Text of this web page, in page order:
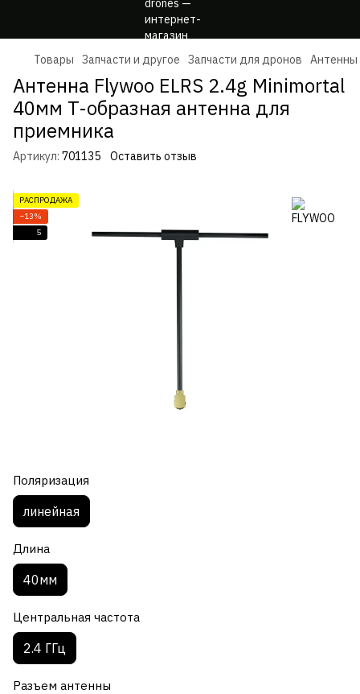
Товары Запчасти и другое Запчасти для дронов Антенны
Антенна Flywoo ELRS 2.4g Minimortal
40мм T-образная антенна для
приемника
Артикул: 701135 Оставить отзыв
РАСПРОДАЖА
−13%
5
Поляризация
линейная
Длина
40мм
Центральная частота
2.4 ГГц
Разъем антенны